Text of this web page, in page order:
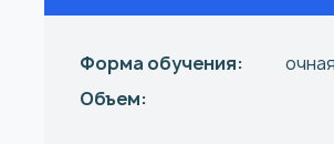
Форма обучения:
Объем: